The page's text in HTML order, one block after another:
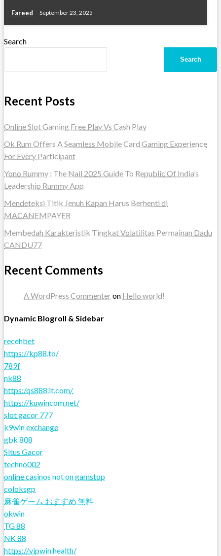
Fareed September 23, 2025
Search
Search
Recent Posts
Online Slot Gaming Free Play Vs Cash Play
Ok Rum Offers A Seamless Mobile Card Gaming Experience
For Every Participant
Yono Rummy : The Nail 2025 Guide To Republic Of India’s
Leadership Rummy App
Mendeteksi Titik Jenuh Kapan Harus Berhenti di
MACANEMPAYER
Membedah Karakteristik Tingkat Volatilitas Permainan Dadu
CANDU77
Recent Comments
A WordPress Commenteron Hello world!
Dynamic Blogroll & Sidebar
recehbet
https://kp88.to/
789f
nk88
https:/qs888.it.com/
https://kuwincom.net/
slot gacor 777
k9win exchange
gbk 808
Situs Gacor
techno002
online casinos not on gamstop
coloksgp
麻雀ゲーム おすすめ 無料
okwin
TG 88
NK 88
https://vipwin.health/